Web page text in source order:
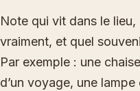
Note qui vit dans le
vraiment, et quel
Par exemple : une
d’un voyage, une